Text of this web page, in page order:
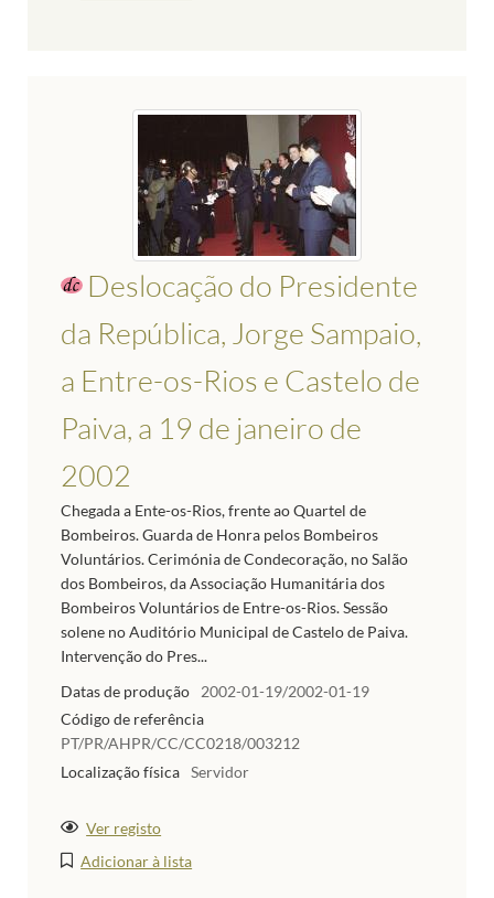
Deslocação do Presidente
da República, Jorge Sampaio,
a Entre-os-Rios e Castelo de
Paiva, a 19 de janeiro de
2002
Chegada a Ente-os-Rios, frente ao Quartel de
Bombeiros. Guarda de Honra pelos Bombeiros
Voluntários. Cerimónia de Condecoração, no Salão
dos Bombeiros, da Associação Humanitária dos
Bombeiros Voluntários de Entre-os-Rios. Sessão
solene no Auditório Municipal de Castelo de Paiva.
Intervenção do Pres...
Datas de produção
2002-01-19/2002-01-19
Código de referência
PT/PR/AHPR/CC/CC0218/003212
Localização física Servidor
Ver registo
Adicionar à lista